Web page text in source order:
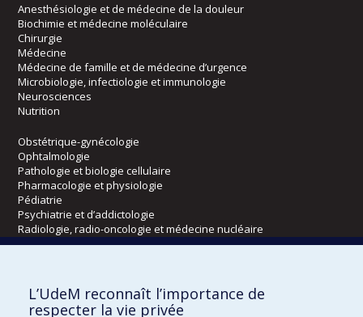
Anesthésiologie et de médecine de la douleur
Biochimie et médecine moléculaire
Chirurgie
Médecine
Médecine de famille et de médecine d’urgence
Microbiologie, infectiologie et immunologie
Neurosciences
Nutrition
Obstétrique-gynécologie
Ophtalmologie
Pathologie et biologie cellulaire
Pharmacologie et physiologie
Pédiatrie
Psychiatrie et d’addictologie
Radiologie, radio-oncologie et médecine nucléaire
Kinésiologie et des sciences de l’activité physique
L’UdeM reconnaît l’importance de
respecter la vie privée